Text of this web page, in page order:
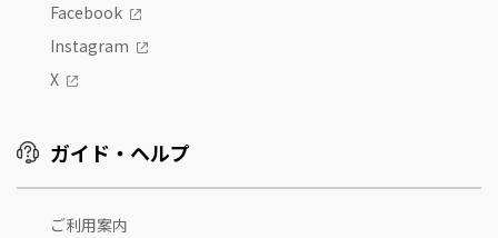
Facebook
Instagram
X
ガイド・ヘルプ
ご利用案内